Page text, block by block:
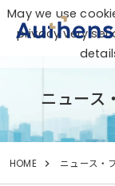
ニュース
HOME ニュース・
May we use
privacy very